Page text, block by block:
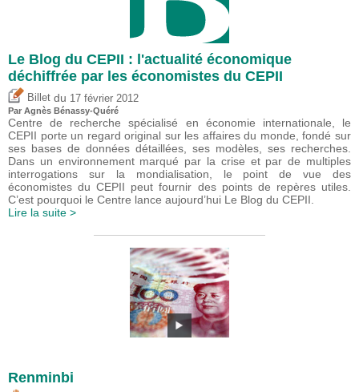
Le Blog du CEPII : l'actualité économique
déchiffrée par les économistes du CEPII
Billet du 17 février 2012
Par Agnès Bénassy-Quéré
Centre de recherche spécialisé en économie internationale, le
CEPII porte un regard original sur les affaires du monde, fondé sur
ses bases de données détaillées, ses modèles, ses recherches.
Dans un environnement marqué par la crise et par de multiples
interrogations sur la mondialisation, le point de vue des
économistes du CEPII peut fournir des points de repères utiles.
C’est pourquoi le Centre lance aujourd’hui Le Blog du CEPII.
Lire la suite >
Renminbi